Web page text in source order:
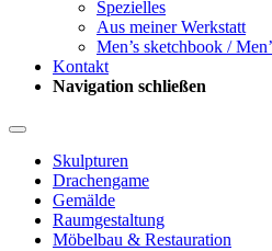
Spezielles
Aus meiner Werkstatt
Men’s sketchbook /
Kontakt
Navigation schließen
Skulpturen
Drachengame
Gemälde
Raumgestaltung
Möbelbau & Restauration